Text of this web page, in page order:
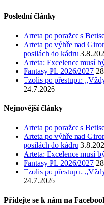
Poslední články
Arteta po poražce s
Arteta po výhře nad
posilách do kádru
Arteta: Excelence musí
Fantasy PL 2026/2027
Tzolis po přestupu:
24.7.2026
Nejnovější články
Arteta po poražce s
Arteta po výhře nad
posilách do kádru
Arteta: Excelence musí
Fantasy PL 2026/2027
Tzolis po přestupu:
24.7.2026
Přidejte se k nám na